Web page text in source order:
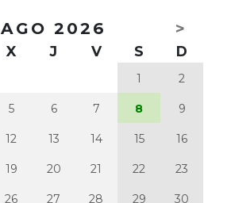
AGO 2026 >
X J V S D
1 2
5 6 7 8 9
12 13 14 15 16
19 20 21 22 23
26 27 28 29 30